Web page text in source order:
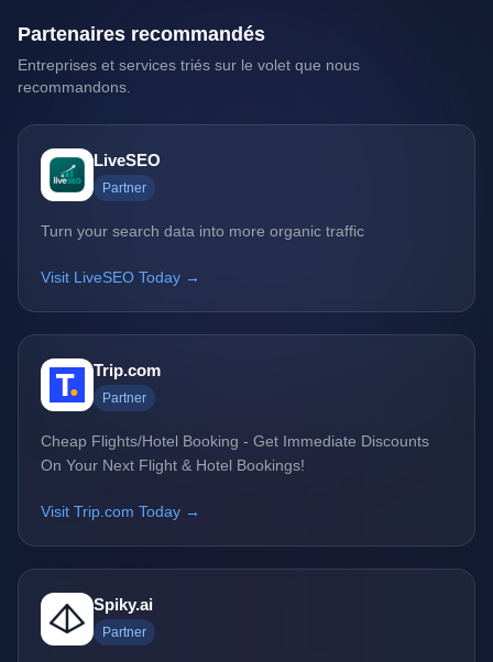
Partenaires recommandés
Entreprises et services triés sur le volet que nous
recommandons.
LiveSEO
Partner
Turn your search data into more organic traffic
Visit LiveSEO Today →
Trip.com
Partner
Cheap Flights/Hotel Booking - Get Immediate Discounts
On Your Next Flight & Hotel Bookings!
Visit Trip.com Today →
Spiky.ai
Partner